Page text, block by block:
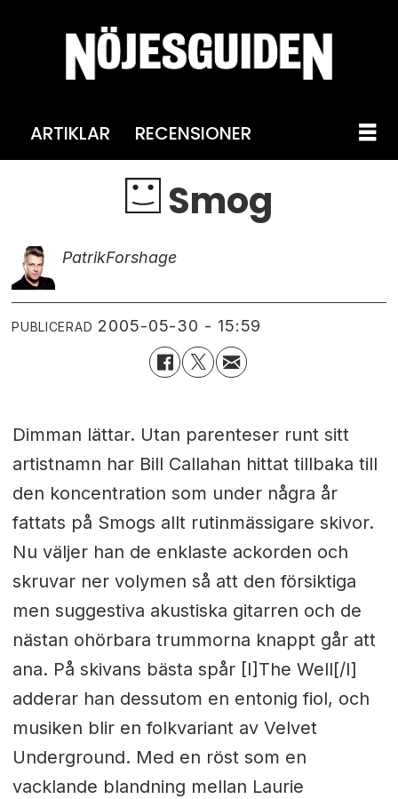
ARTIKLAR RECENSIONER
Smog
PatrikForshage
PUBLICERAD 2005-05-30 - 15:59
Dimman lättar. Utan parenteser runt sitt
artistnamn har Bill Callahan hittat tillbaka till
den koncentration som under några år
fattats på Smogs allt rutinmässigare skivor.
Nu väljer han de enklaste ackorden och
skruvar ner volymen så att den försiktiga
men suggestiva akustiska gitarren och de
nästan ohörbara trummorna knappt går att
ana. På skivans bästa spår [I]The Well[/I]
adderar han dessutom en entonig fiol, och
musiken blir en folkvariant av Velvet
Underground. Med en röst som en
vacklande blandning mellan Laurie